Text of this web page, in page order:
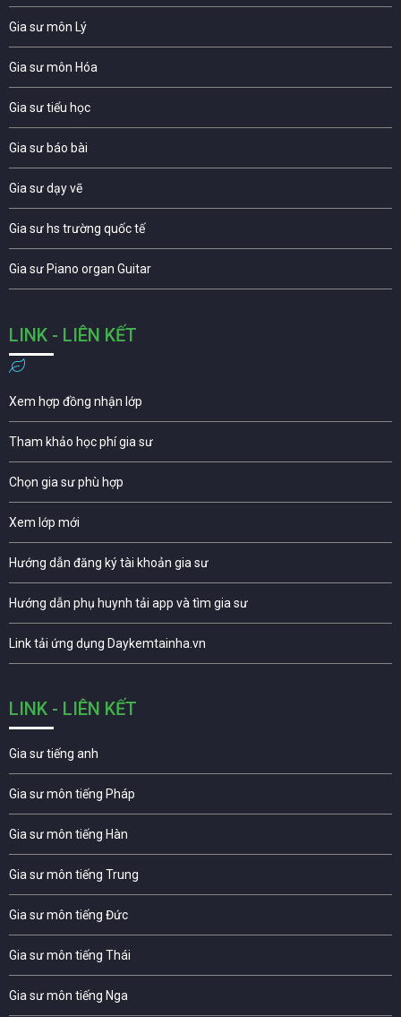
Gia sư môn Lý
Gia sư môn Hóa
Gia sư tiểu học
Gia sư báo bài
Gia sư dạy vẽ
Gia sư hs trường quốc tế
Gia sư Piano organ Guitar
LINK - LIÊN KẾT
Xem hợp đồng nhận lớp
Tham khảo học phí gia sư
Chọn gia sư phù hợp
Xem lớp mới
Hướng dẫn đăng ký tài khoản gia sư
Hướng dẫn phụ huynh tải app và tìm gia sư
Link tải ứng dụng Daykemtainha.vn
LINK - LIÊN KẾT
Gia sư tiếng anh
Gia sư môn tiếng Pháp
Gia sư môn tiếng Hàn
Gia sư môn tiếng Trung
Gia sư môn tiếng Đức
Gia sư môn tiếng Thái
Gia sư môn tiếng Nga